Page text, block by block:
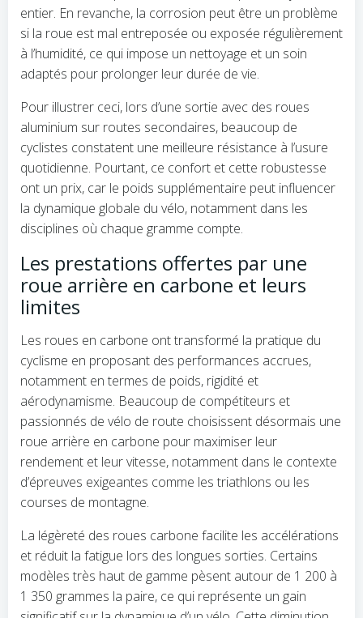
entier. En revanche, la corrosion peut être un problème
si la roue est mal entreposée ou exposée régulièrement
à l’humidité, ce qui impose un nettoyage et un soin
adaptés pour prolonger leur durée de vie.
Pour illustrer ceci, lors d’une sortie avec des roues
aluminium sur routes secondaires, beaucoup de
cyclistes constatent une meilleure résistance à l’usure
quotidienne. Pourtant, ce confort et cette robustesse
ont un prix, car le poids supplémentaire peut influencer
la dynamique globale du vélo, notamment dans les
disciplines où chaque gramme compte.
Les prestations offertes par une
roue arrière en carbone et leurs
limites
Les roues en carbone ont transformé la pratique du
cyclisme en proposant des performances accrues,
notamment en termes de poids, rigidité et
aérodynamisme. Beaucoup de compétiteurs et
passionnés de vélo de route choisissent désormais une
roue arrière en carbone pour maximiser leur
rendement et leur vitesse, notamment dans le contexte
d’épreuves exigeantes comme les triathlons ou les
courses de montagne.
La légèreté des roues carbone facilite les accélérations
et réduit la fatigue lors des longues sorties. Certains
modèles très haut de gamme pèsent autour de 1 200 à
1 350 grammes la paire, ce qui représente un gain